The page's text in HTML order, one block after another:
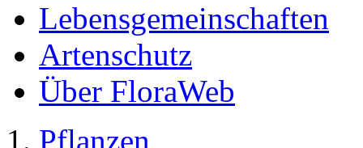
Lebensgemeinschaften
Artenschutz
Über FloraWeb
Pflanzen